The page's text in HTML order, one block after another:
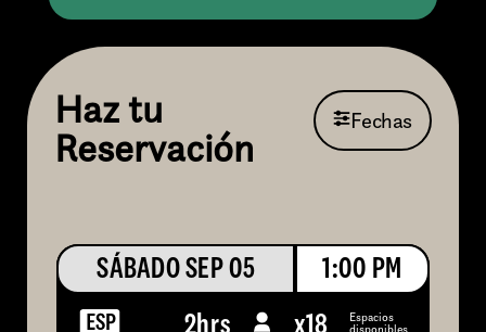
Haz tu
Reservación
Fechas
SÁBADO SEP 05
1:00 PM
2hrs
x18 Espacios
disponibles